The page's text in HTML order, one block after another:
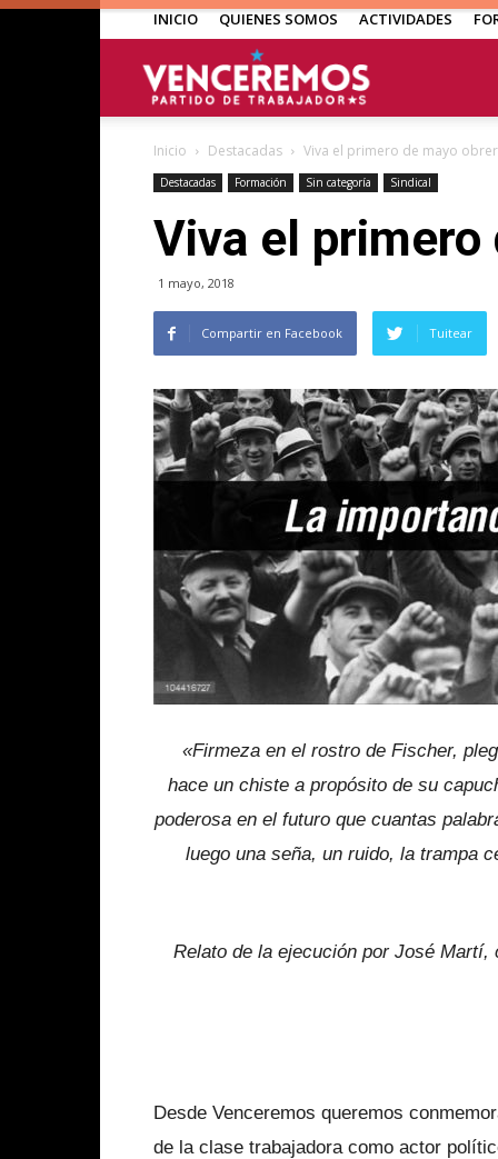
INICIO QUIENES SOMOS ACTIVIDADES
Inicio Destacadas Viva el primero de mayo
Destacadas Formación Sin categoría Sindical
Viva el primero
1 mayo, 2018
Compartir en Facebook Tuitear
«Firmeza en el rostro de Fischer,
hace un chiste a propósito de su
poderosa en el futuro que cuantas
luego una seña, un ruido, la trampa
Relato de la ejecución por José
Desde Venceremos queremos
de la clase trabajadora como actor